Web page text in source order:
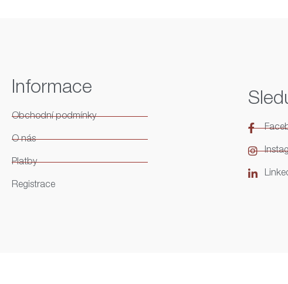
Informace
Obchodní podmínky
O nás
Platby
Registrace